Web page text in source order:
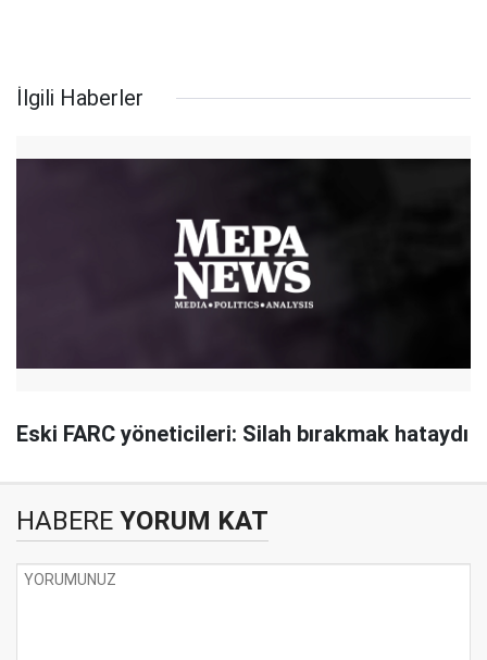
İlgili Haberler
Eski FARC yöneticileri: Silah bırakmak hataydı
HABERE YORUM KAT